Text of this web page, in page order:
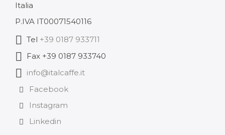
Italia
P.IVA IT00071540116
Tel +39 0187 933711
Fax +39 0187 933740
info@italcaffe.it
Facebook
Instagram
Linkedin